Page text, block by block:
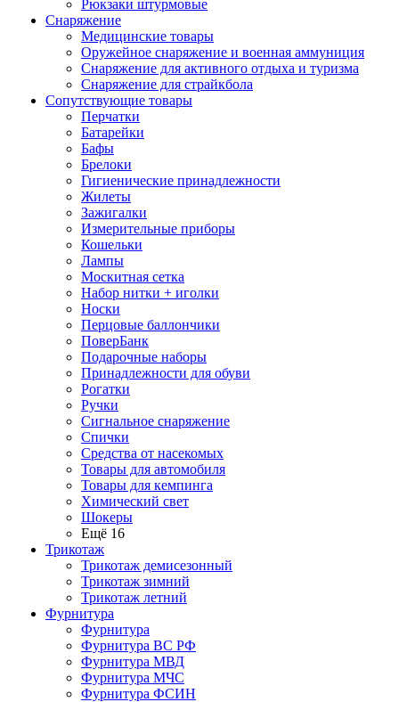
Рюкзаки штурмовые
Снаряжение
Медицинские товары
Оружейное снаряжение и военная аммуниция
Снаряжение для активного отдыха и туризма
Снаряжение для страйкбола
Сопутствующие товары
Перчатки
Батарейки
Бафы
Брелоки
Гигиенические принадлежности
Жилеты
Зажигалки
Измерительные приборы
Кошельки
Лампы
Москитная сетка
Набор нитки + иголки
Носки
Перцовые баллончики
ПоверБанк
Подарочные наборы
Принадлежности для обуви
Рогатки
Ручки
Сигнальное снаряжение
Спички
Средства от насекомых
Товары для автомобиля
Товары для кемпинга
Химический свет
Шокеры
Ещё 16
Трикотаж
Трикотаж демисезонный
Трикотаж зимний
Трикотаж летний
Фурнитура
Фурнитура
Фурнитура ВС РФ
Фурнитура МВД
Фурнитура МЧС
Фурнитура ФСИН